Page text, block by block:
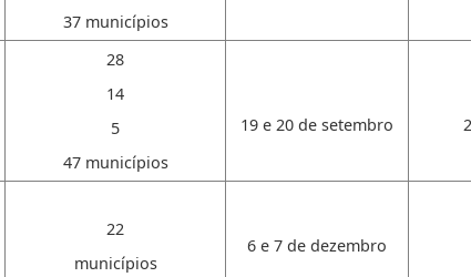
37 municípios
28
14
5
47 municípios
19 e 20 de setembro
22
municípios
6 e 7 de dezembro